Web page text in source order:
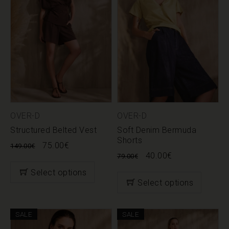
OVER-D
Structured Belted Vest
149.00€ 75.00€
Select options
OVER-D
Soft Denim Bermuda
Shorts
79.00€ 40.00€
Select options
SALE SALE